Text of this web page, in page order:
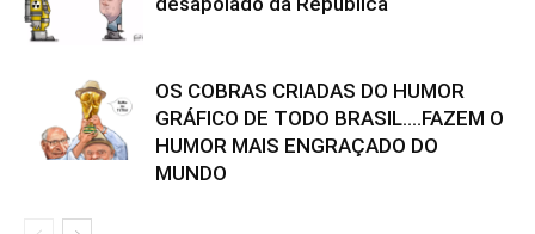
OS COBRAS CRIADAS DO HUMOR
GRÁFICO DE TODO BRASIL….FAZEM O
HUMOR MAIS ENGRAÇADO DO
MUNDO